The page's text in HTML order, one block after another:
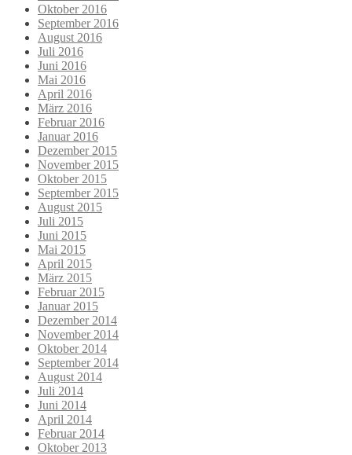
Oktober 2016
September 2016
August 2016
Juli 2016
Juni 2016
Mai 2016
April 2016
März 2016
Februar 2016
Januar 2016
Dezember 2015
November 2015
Oktober 2015
September 2015
August 2015
Juli 2015
Juni 2015
Mai 2015
April 2015
März 2015
Februar 2015
Januar 2015
Dezember 2014
November 2014
Oktober 2014
September 2014
August 2014
Juli 2014
Juni 2014
April 2014
Februar 2014
Oktober 2013